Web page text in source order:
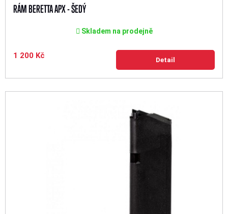
RÁM BERETTA APX - ŠEDÝ
Skladem na prodejně
1 200 Kč Detail